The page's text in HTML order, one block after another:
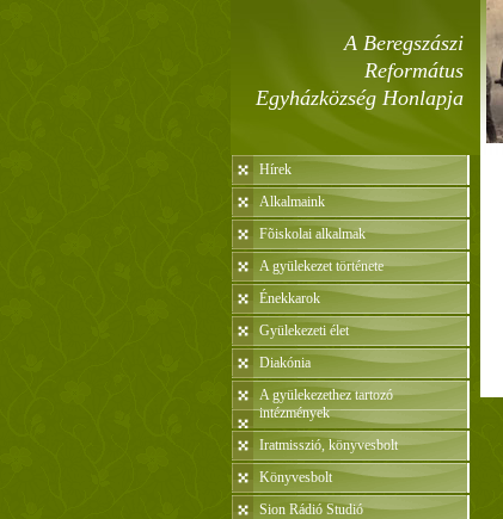
A Beregszászi
Református
Egyházközség Honlapja
Hírek
Alkalmaink
Fõiskolai alkalmak
A gyülekezet története
Énekkarok
Gyülekezeti élet
Diakónia
A gyülekezethez tartozó
intézmények
Iratmisszió, könyvesbolt
Könyvesbolt
Sion Rádió Studió